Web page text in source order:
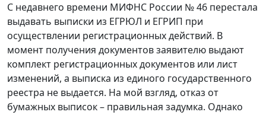
С недавнего времени МИФНС России № 46 перестала
выдавать выписки из ЕГРЮЛ и ЕГРИП при
осуществлении регистрационных действий. В
момент получения документов заявителю выдают
комплект регистрационных документов или лист
изменений, а выписка из единого государственного
реестра не выдается. На мой взгляд, отказ от
бумажных выписок – правильная задумка. Однако